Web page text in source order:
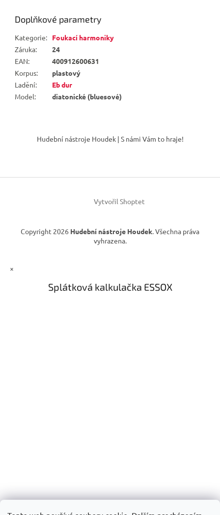
Doplňkové parametry
Kategorie:
Foukací harmoniky
Záruka:
24
EAN:
400912600631
Korpus:
plastový
Ladění:
Eb dur
Model: diatonické (bluesové)
í
Hudební nástroje Houdek | S námi Vám to hraje!
Vytvořil Shoptet
Copyright 2026 Hudební nástroje Houdek. Všechna práva
vyhrazena.
×
Splátková kalkulačka ESSOX